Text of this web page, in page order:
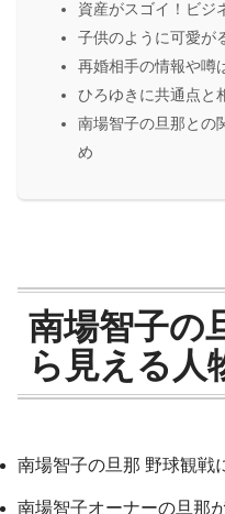
資産がスゴイ！ビジ
子供のように可愛が
再婚相手の情報や噂
ひろゆきに共通点と
南場智子の旦那との
め
南場智子の
ら見える人
南場智子の旦那 野球観戦
南場智子オーナーの旦那